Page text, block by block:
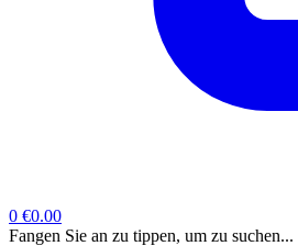
0 €0.00
Fangen Sie an zu tippen, um zu suchen...